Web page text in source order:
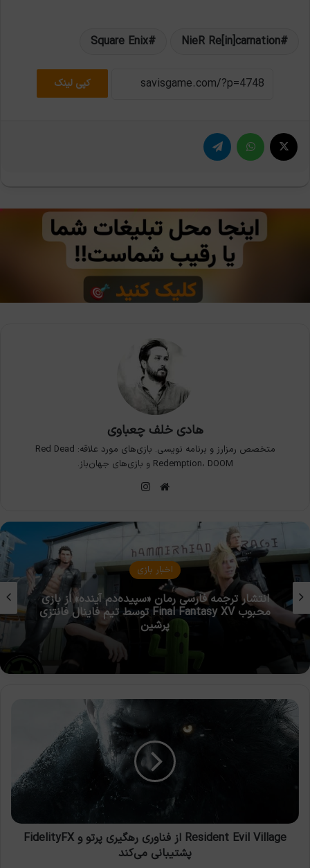
NieR Re[in]carnation
Square Enix
کپی لینک
هادی خلف چعباوی
متخصص رمزارز و برنامه نویسی. بازی‌های مورد علاقه: Red Dead
Redemption، DOOM و بازی‌های جهان‌باز.
وبسایت
اخبار بازی
آشنایی با اعضای اصلی تیم فاینال فانتزی پرشین
Resident
Evil
Village
FidelityFX
پشتیبانی
Resident Evil Village از فناوری رهگیری پرتو و FidelityFX
پشتیبانی می‌کند